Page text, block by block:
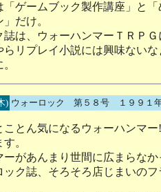
ゲームブック製作講座」と
だけ。
は、ウォーハンマーＴＲＰ
らリプレイ小説には興味ない
) ウォーロック 第５８号 １９９１
とん気になるウォーハンマ
。
があんまり世間に広まらな
ック誌、そろそろ店じまいのフ